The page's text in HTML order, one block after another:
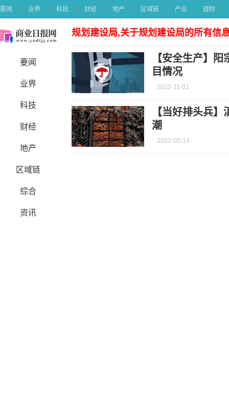
要闻 业界 科技 财经 地产 区域链 产业 理财
要闻
业界
科技
财经
地产
区域链
综合
资讯
规划建设局,关于规划建设局的所有信
【安全生产】
目情况
2022-11-01
【当好排头兵
潮
2022-05-14